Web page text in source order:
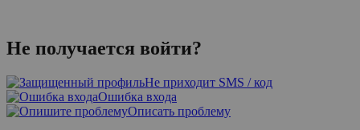
Не получается войти?
Не приходит SMS / код
Ошибка входа
Описать проблему